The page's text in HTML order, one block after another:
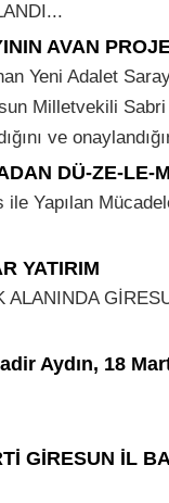
AVAN
Yeni Adalet
Milletvekili
ve
DÜ-ZE-LE-
ile Yapılan
YATIRIM
ALANINDA
Aydın, 18
GİRESUN İL